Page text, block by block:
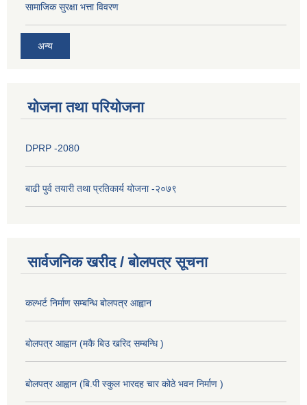
सामाजिक सुरक्षा भत्ता विवरण
अन्य
योजना तथा परियोजना
DPRP -2080
बाढी पुर्व तयारी तथा प्रतिकार्य योजना -२०७९
सार्वजनिक खरीद / बोलपत्र सूचना
कल्भर्ट निर्माण सम्बन्धि बोलपत्र आह्वान
बोलपत्र आह्वान (मकै बिउ खरिद सम्बन्धि )
बोलपत्र आह्वान (बि.पी स्कुल भारदह चार कोठे भवन निर्माण )